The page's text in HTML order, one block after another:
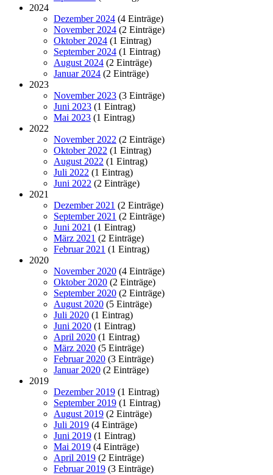
2024
Dezember 2024 (4 Einträge)
November 2024 (2 Einträge)
Oktober 2024 (1 Eintrag)
September 2024 (1 Eintrag)
August 2024 (2 Einträge)
Januar 2024 (2 Einträge)
2023
November 2023 (3 Einträge)
Juni 2023 (1 Eintrag)
Mai 2023 (1 Eintrag)
2022
November 2022 (2 Einträge)
Oktober 2022 (1 Eintrag)
August 2022 (1 Eintrag)
Juli 2022 (1 Eintrag)
Juni 2022 (2 Einträge)
2021
Dezember 2021 (2 Einträge)
September 2021 (2 Einträge)
Juni 2021 (1 Eintrag)
März 2021 (2 Einträge)
Februar 2021 (1 Eintrag)
2020
November 2020 (4 Einträge)
Oktober 2020 (2 Einträge)
September 2020 (2 Einträge)
August 2020 (5 Einträge)
Juli 2020 (1 Eintrag)
Juni 2020 (1 Eintrag)
April 2020 (1 Eintrag)
März 2020 (5 Einträge)
Februar 2020 (3 Einträge)
Januar 2020 (2 Einträge)
2019
Dezember 2019 (1 Eintrag)
September 2019 (1 Eintrag)
August 2019 (2 Einträge)
Juli 2019 (4 Einträge)
Juni 2019 (1 Eintrag)
Mai 2019 (4 Einträge)
April 2019 (2 Einträge)
Februar 2019 (3 Einträge)